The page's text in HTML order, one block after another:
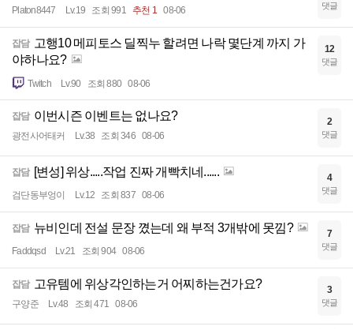
Platon8447 Lv.19 조회 991 추천 1 08-06 댓글
잡담 고행10 메피토스 딜찍누 할려면 나락 몇단계 까지 가
야하나요?
Twitch Lv.90 조회 880 08-06
12
댓글
잡담 이번시즌 이벤트는 없나요?
광전사어태커 Lv.38 조회 346 08-06
2
댓글
잡담 [변성] 위상.....작업 진짜 개빡치네......
검단동부엉이 Lv.12 조회 837 08-06
4
댓글
잡담 뉴비인데 전설 문장 꼈는데 왜 부적 3개밖에 못낌?
Faddqsd Lv.21 조회 904 08-06
7
댓글
잡담 고유템에 위상각인하는거 어찌하는건가요?
구양준 Lv.48 조회 471 08-06
3
댓글